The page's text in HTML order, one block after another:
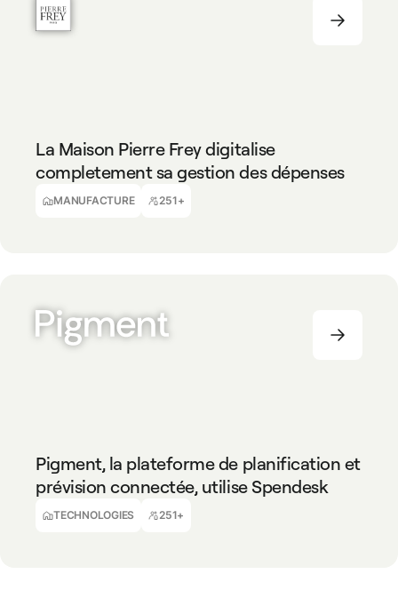
La Maison Pierre Frey digitalise
completement sa gestion des dépenses
MANUFACTURE 251+
Benjamin Milot
DAF, Pierre Frey
Pigment, la plateforme de planification et
prévision connectée, utilise Spendesk
TECHNOLOGIES 251+
Matthieu Mourey
Finance Manager